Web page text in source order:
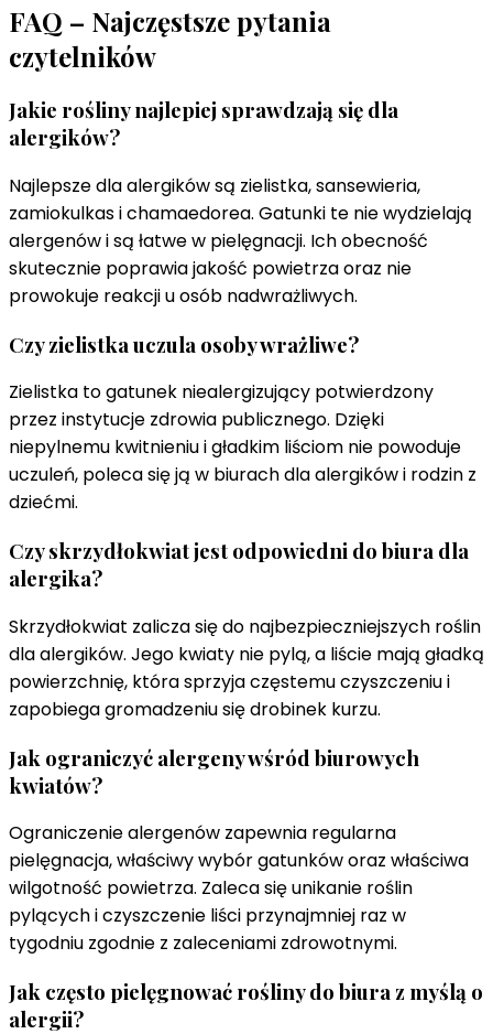
FAQ – Najczęstsze pytania
czytelników
Jakie rośliny najlepiej sprawdzają się dla
alergików?
Najlepsze dla alergików są zielistka, sansewieria,
zamiokulkas i chamaedorea. Gatunki te nie wydzielają
alergenów i są łatwe w pielęgnacji. Ich obecność
skutecznie poprawia jakość powietrza oraz nie
prowokuje reakcji u osób nadwrażliwych.
Czy zielistka uczula osoby wrażliwe?
Zielistka to gatunek niealergizujący potwierdzony
przez instytucje zdrowia publicznego. Dzięki
niepylnemu kwitnieniu i gładkim liściom nie powoduje
uczuleń, poleca się ją w biurach dla alergików i rodzin z
dziećmi.
Czy skrzydłokwiat jest odpowiedni do biura dla
alergika?
Skrzydłokwiat zalicza się do najbezpieczniejszych roślin
dla alergików. Jego kwiaty nie pylą, a liście mają gładką
powierzchnię, która sprzyja częstemu czyszczeniu i
zapobiega gromadzeniu się drobinek kurzu.
Jak ograniczyć alergeny wśród biurowych
kwiatów?
Ograniczenie alergenów zapewnia regularna
pielęgnacja, właściwy wybór gatunków oraz właściwa
wilgotność powietrza. Zaleca się unikanie roślin
pylących i czyszczenie liści przynajmniej raz w
tygodniu zgodnie z zaleceniami zdrowotnymi.
Jak często pielęgnować rośliny do biura z myślą o
alergii?